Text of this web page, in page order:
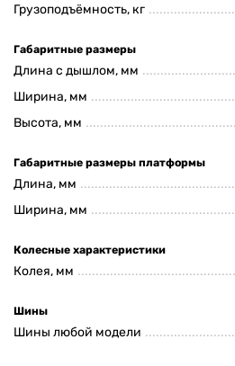
Грузоподъёмность, кг
Габаритные размеры
Длина с дышлом, мм
Ширина, мм
Высота, мм
Габаритные размеры платформы
Длина, мм
Ширина, мм
Колесные характеристики
Колея, мм
Шины
Шины любой модели